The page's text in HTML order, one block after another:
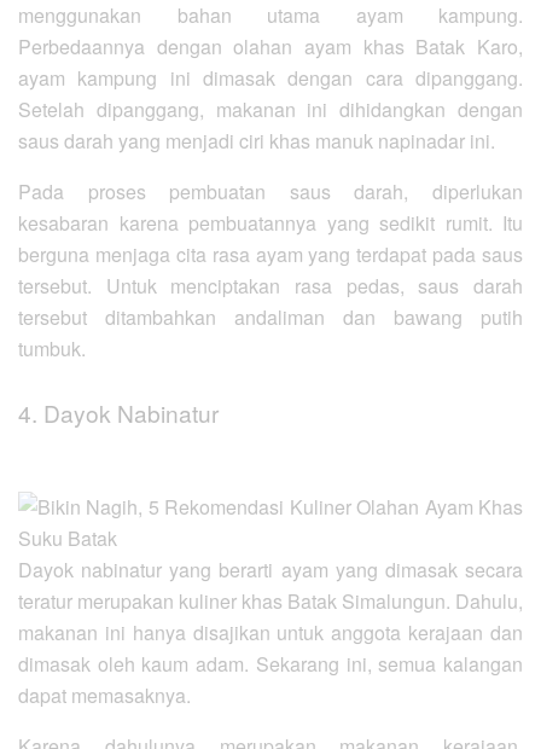
menggunakan bahan utama ayam kampung.
Perbedaannya dengan olahan ayam khas Batak Karo,
ayam kampung ini dimasak dengan cara dipanggang.
Setelah dipanggang, makanan ini dihidangkan dengan
saus darah yang menjadi ciri khas manuk napinadar ini.
Pada proses pembuatan saus darah, diperlukan
kesabaran karena pembuatannya yang sedikit rumit. Itu
berguna menjaga cita rasa ayam yang terdapat pada saus
tersebut. Untuk menciptakan rasa pedas, saus darah
tersebut ditambahkan andaliman dan bawang putih
tumbuk.
4. Dayok Nabinatur
Dayok nabinatur yang berarti ayam yang dimasak secara
teratur merupakan kuliner khas Batak Simalungun. Dahulu,
makanan ini hanya disajikan untuk anggota kerajaan dan
dimasak oleh kaum adam. Sekarang ini, semua kalangan
dapat memasaknya.